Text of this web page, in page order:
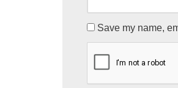
Save my name,